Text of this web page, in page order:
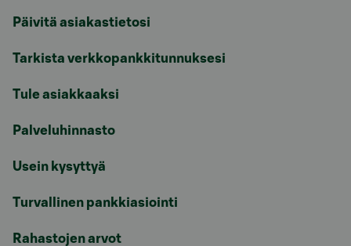
Päivitä asiakastietosi
Tarkista verkkopankkitunnuksesi
Tule asiakkaaksi
Palveluhinnasto
Usein kysyttyä
Turvallinen pankkiasiointi
Rahastojen arvot